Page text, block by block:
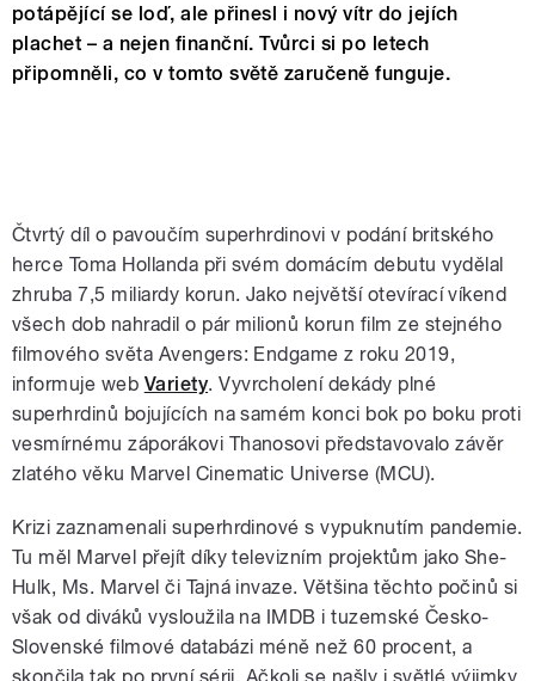
potápějící se loď, ale přinesl i nový vítr do jejích
plachet – a nejen finanční. Tvůrci si po letech
připomněli, co v tomto světě zaručeně funguje.
Čtvrtý díl o pavoučím superhrdinovi v podání britského
herce Toma Hollanda při svém domácím debutu vydělal
zhruba 7,5 miliardy korun. Jako největší otevírací víkend
všech dob nahradil o pár milionů korun film ze stejného
filmového světa Avengers: Endgame z roku 2019,
informuje web Variety. Vyvrcholení dekády plné
superhrdinů bojujících na samém konci bok po boku proti
vesmírnému záporákovi Thanosovi představovalo závěr
zlatého věku Marvel Cinematic Universe (MCU).
Krizi zaznamenali superhrdinové s vypuknutím pandemie.
Tu měl Marvel přejít díky televizním projektům jako She-
Hulk, Ms. Marvel či Tajná invaze. Většina těchto počinů si
však od diváků vysloužila na IMDB i tuzemské Česko-
Slovenské filmové databázi méně než 60 procent, a
skončila tak po první sérii. Ačkoli se našly i světlé výjimky